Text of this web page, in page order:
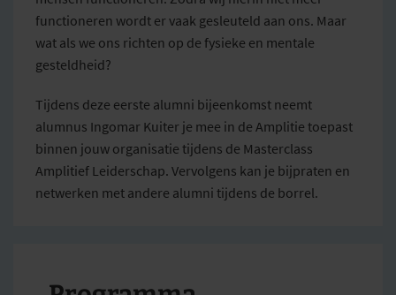
functioneren wordt er vaak gesleuteld aan ons. Maar
wat als we ons richten op de fysieke en mentale
gesteldheid?
Tijdens deze eerste alumni bijeenkomst neemt
alumnus Ingomar Kuiter je mee in de Amplitie toepast
binnen jouw organisatie tijdens de Masterclass
Amplitief Leiderschap. Vervolgens kan je bijpraten en
netwerken met andere alumni tijdens de borrel.